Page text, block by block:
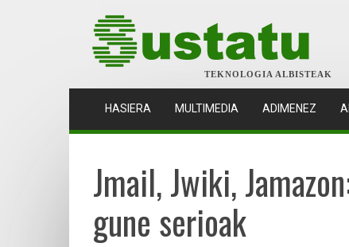
TEKNOLOGIA ALBISTEAK
HASIERA (CURRENT)
MULTIMEDIA ADIMENEZ
Jmail, Jwiki,
gune serioak